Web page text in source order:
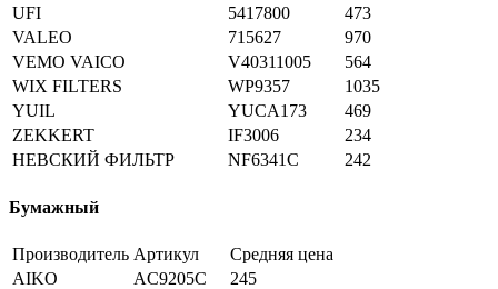
UFI
5417800
473
VALEO
715627
970
VEMO VAICO
V40311005
564
WIX FILTERS
WP9357
1035
YUIL
YUCA173
469
ZEKKERT
IF3006
234
НЕВСКИЙ ФИЛЬТР
NF6341C 242
Бумажный
Производитель Артикул
Средняя цена
AIKO
AC9205C
245